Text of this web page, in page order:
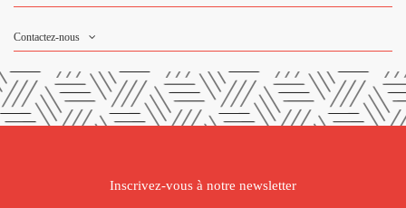
Contactez-nous
Inscrivez-vous à notre newsletter